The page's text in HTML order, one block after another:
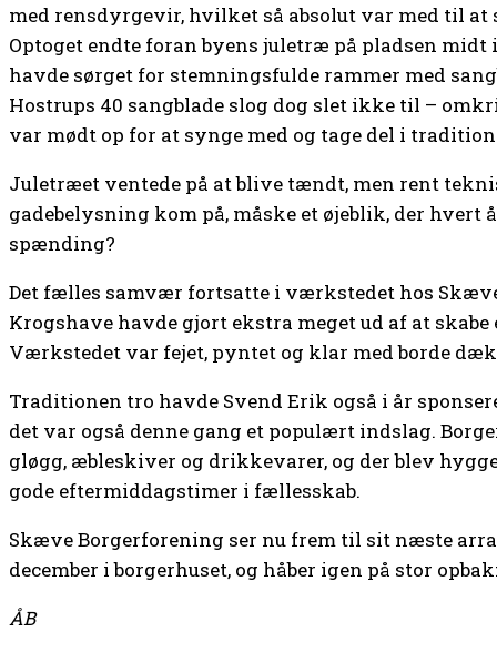
med rensdyrgevir, hvilket så absolut var med til at
Optoget endte foran byens juletræ på pladsen
havde sørget for stemningsfulde rammer med
Hostrups 40 sangblade slog dog slet ikke til –
var mødt op for at synge med og tage del i
Juletræet ventede på at blive tændt, men rent
gadebelysning kom på, måske et øjeblik, der hvert
spænding?
Det fælles samvær fortsatte i værkstedet hos
Krogshave havde gjort ekstra meget ud af at
Værkstedet var fejet, pyntet og klar med borde
Traditionen tro havde Svend Erik også i år
det var også denne gang et populært indslag.
gløgg, æbleskiver og drikkevarer, og der blev
gode eftermiddagstimer i fællesskab.
Skæve Borgerforening ser nu frem til sit næste
december i borgerhuset, og håber igen på stor
ÅB